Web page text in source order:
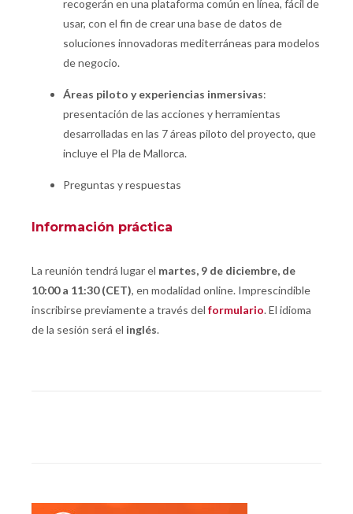
recogerán en una plataforma común en línea, fácil de
usar, con el fin de crear una base de datos de
soluciones innovadoras mediterráneas para modelos
de negocio.
Áreas piloto y experiencias inmersivas:
presentación de las acciones y herramientas
desarrolladas en las 7 áreas piloto del proyecto, que
incluye el Pla de Mallorca.
Preguntas y respuestas
Información práctica
La reunión tendrá lugar el martes, 9 de diciembre, de
10:00 a 11:30 (CET), en modalidad online. Imprescindible
inscribirse previamente a través del formulario. El idioma
de la sesión será el inglés.